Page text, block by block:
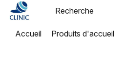
Accueil Produits d'accueil